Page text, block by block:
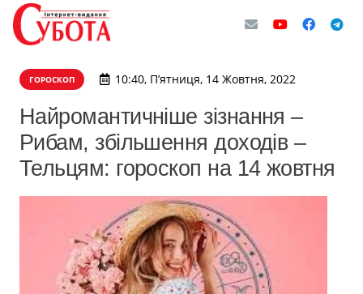
ГОРОСКОП 10:40, П’ятниця, 14 Жовтня, 2022
Найромантичніше зізнання –
Рибам, збільшення доходів –
Тельцям: гороскоп на 14 жовтня